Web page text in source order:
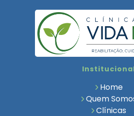
Bradesco Saúde
Hospital Psiquiátrico para
Químicos Unimed
Internação Unimed para
Químicos
Bradesco Saúde
Clinica de Recuperação de
Home
Quem
Clínicas